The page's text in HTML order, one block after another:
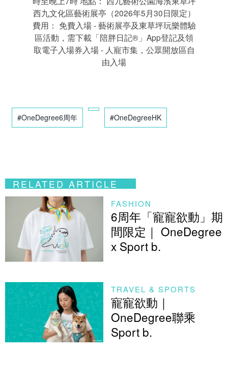
西九文化區藝術展亭（2026年5月30日限定）
費用： 免費入場 - 藝術展亭及東草坪玩樂體驗
區活動，需下載「陪胖日記®」App登記及領
取電子入場券入場 - 人寵市集，公眾開放區自
由入場
#OneDegree6周年 #OneDegreeHK
RELATED ARTICLE
FASHION
6周年「寵寵欲動」期
間限定｜ OneDegree
x Sport b.
TRAVEL & SPORTS
寵寵欲動｜
OneDegree聯乘
Sport b.